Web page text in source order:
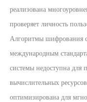
реализована
проверяет личность
Алгоритмы шифрования
международным
системы недоступна
вычислительных
оптимизирована для